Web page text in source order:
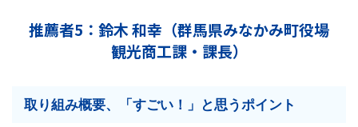
推薦者5：鈴木 和幸（群馬県みなかみ町役場
観光商工課・課長）
取り組み概要、「すごい！」と思うポイント